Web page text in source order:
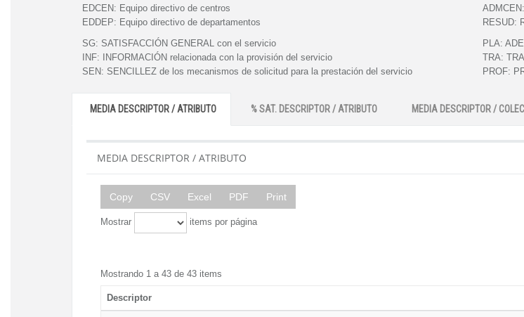
EDCEN: Equipo directivo de centros
EDDEP: Equipo directivo de departamentos
ADMCEN:
RESUD:
SG: SATISFACCIÓN GENERAL con el servicio
INF:
INFORMACIÓN relacionada con la provisión del servicio
SEN: SENCILLEZ de los mecanismos de solicitud para la prestación del servicio
PLA:
TRA:
PROF:
MEDIA DESCRIPTOR / ATRIBUTO % SAT. DESCRIPTOR / ATRIBUTO MEDIA DESCRIPTOR /
MEDIA DESCRIPTOR / ATRIBUTO
Copy CSV Excel PDF Print
Mostrar items por página
Mostrando 1 a 43 de 43 items
Descriptor